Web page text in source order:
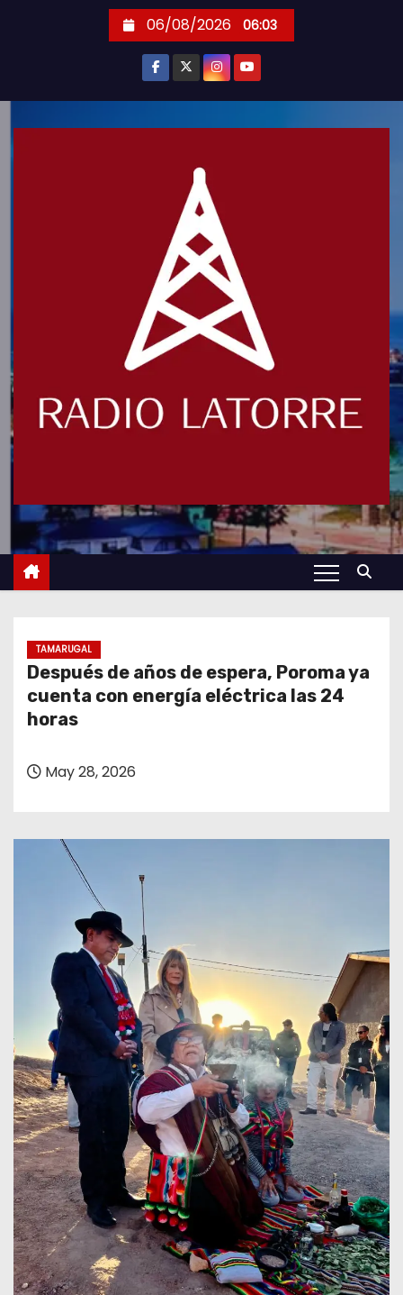
06/08/2026 06:03
TAMARUGAL
Después de años de espera, Poroma ya
cuenta con energía eléctrica las 24
horas
May 28, 2026